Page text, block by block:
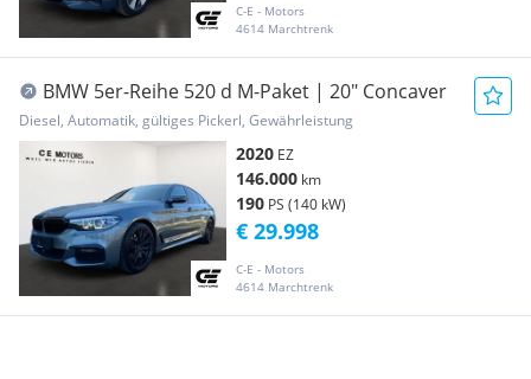
C-E - Motors
4614 Marchtrenk
BMW 5er-Reihe 520 d M-Paket | 20" Concaver
Diesel, Automatik, gültiges Pickerl, Gewährleistung
2020 EZ
146.000 km
190 PS (140 kW)
C-E - Motors
4614 Marchtrenk
€ 29.998